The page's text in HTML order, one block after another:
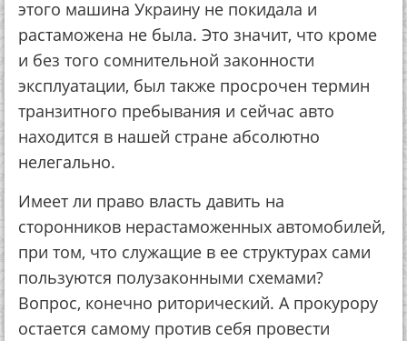
этого машина Украину не покидала и
растаможена не была. Это значит, что кроме
и без того сомнительной законности
эксплуатации, был также просрочен термин
транзитного пребывания и сейчас авто
находится в нашей стране абсолютно
нелегально.
Имеет ли право власть давить на
сторонников нерастаможенных автомобилей,
при том, что служащие в ее структурах сами
пользуются полузаконными схемами?
Вопрос, конечно риторический. А прокурору
остается самому против себя провести